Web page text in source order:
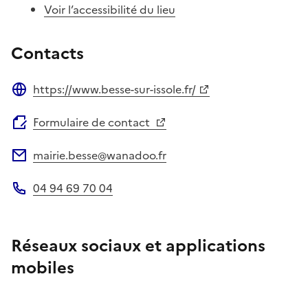
Voir l’accessibilité du lieu
Contacts
https://www.besse-sur-issole.fr/
Formulaire de contact
mairie.besse@wanadoo.fr
04 94 69 70 04
Réseaux sociaux et applications
mobiles